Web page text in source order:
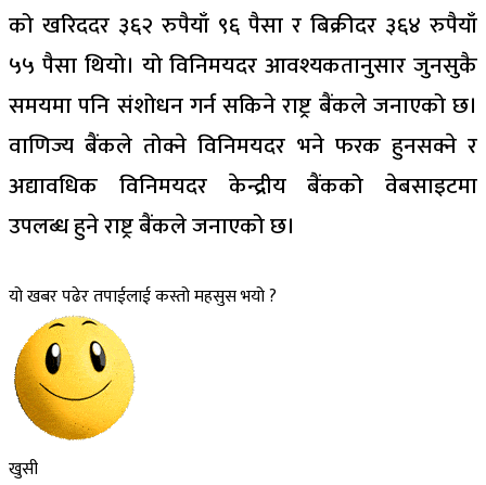
को खरिददर ३६२ रुपैयाँ ९६ पैसा र बिक्रीदर ३६४ रुपैयाँ
५५ पैसा थियो। यो विनिमयदर आवश्यकतानुसार जुनसुकै
समयमा पनि संशोधन गर्न सकिने राष्ट्र बैंकले जनाएको छ।
वाणिज्य बैंकले तोक्ने विनिमयदर भने फरक हुनसक्ने र
अद्यावधिक विनिमयदर केन्द्रीय बैंकको वेबसाइटमा
उपलब्ध हुने राष्ट्र बैंकले जनाएको छ।
यो खबर पढेर तपाईलाई कस्तो महसुस भयो ?
खुसी